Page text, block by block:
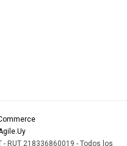
- RUT 218336860019 - Todos los